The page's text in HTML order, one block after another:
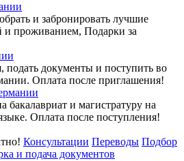
и забронировать лучшие
и проживанием, Подарки за
подать документы и поступить во
Оплата после приглашения!
бакалавриат и магистратуру на
Оплата после поступления!
Консультации Переводы Подбор
и подача документов